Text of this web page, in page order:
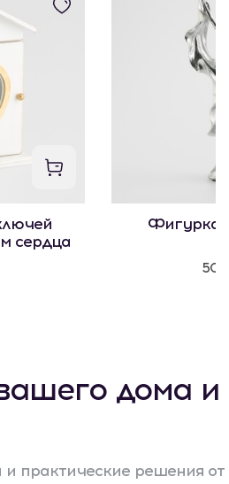
сердца
Фигурка
500
дома и
практические решения от